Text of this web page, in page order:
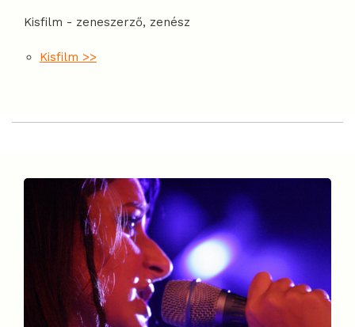
Kisfilm - zeneszerző, zenész
Kisfilm >>